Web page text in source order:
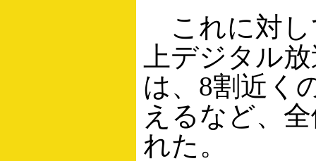
これに対し
上デジタル
は、8割近く
えるなど、
れた。